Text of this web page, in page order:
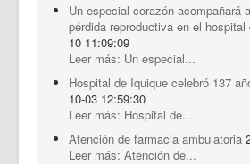
Un especial corazón acompañará
pérdida reproductiva en el hospital
10 11:09:09
Leer más: Un especial...
Hospital de Iquique celebró 137
10-03 12:59:30
Leer más: Hospital de...
Atención de farmacia ambulatoria
Leer más: Atención de...